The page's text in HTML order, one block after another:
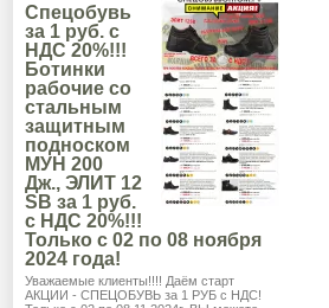
Спецобувь
за 1 руб. с
НДС 20%!!!
Ботинки
рабочие со
стальным
защитным
подноском
МУН 200
Дж., ЭЛИТ 12
SB за 1 руб.
с НДС 20%!!!
Только с 02 по 08 ноября
2024 года!
Уважаемые клиенты!!!! Даём старт
АКЦИИ - СПЕЦОБУВЬ за 1 РУБ с НДС!